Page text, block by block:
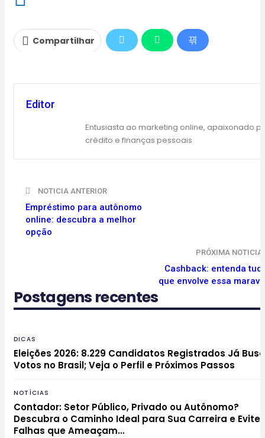
Compartilhar
Editor
Entusiasta ao marketing online, apaixonado
crédito e finanças pessoais
NOTICIA ANTERIOR
Empréstimo para autônomo
online: descubra a melhor
opção
PRÓXIMA NOTICIA
Cashback: entenda
que envolve essa
Postagens recentes
DICAS
Eleições 2026: 8.229 Candidatos Registrados Já
Votos no Brasil; Veja o Perfil e Próximos Passos
NOTÍCIAS
Contador: Setor Público, Privado ou Autônomo?
Descubra o Caminho Ideal para Sua Carreira e Evite
Falhas que Ameaçam…